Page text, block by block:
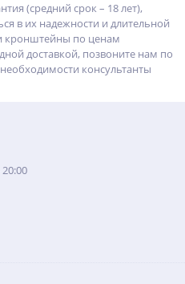
(средний срок – 18 лет),
в их надежности и длительной
кронштейны по ценам
доставкой, позвоните нам по
консультанты